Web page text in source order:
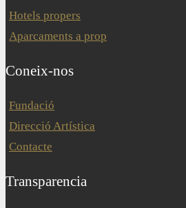
Hotels propers
Aparcaments a prop
Coneix-nos
Fundació
Direcció Artística
Contacte
Transparencia